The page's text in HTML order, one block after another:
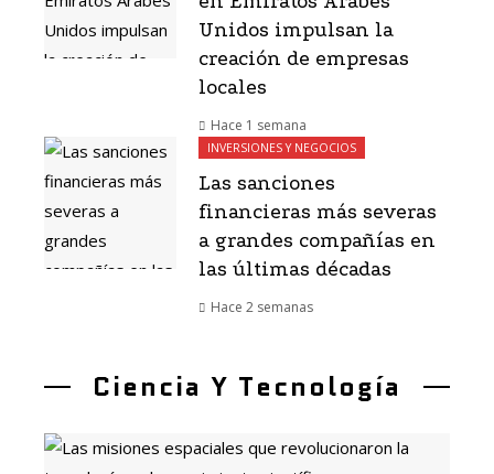
Unidos impulsan la
creación de empresas
locales
Hace 1 semana
INVERSIONES Y NEGOCIOS
Las sanciones
financieras más severas
a grandes compañías en
las últimas décadas
Hace 2 semanas
Ciencia Y Tecnología